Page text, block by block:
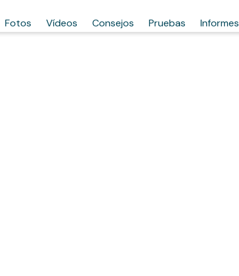
Fotos Vídeos Consejos Pruebas Informes